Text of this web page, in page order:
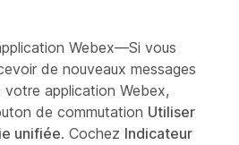
Webex—Si vous
de nouveaux messages
application Webex,
de commutation Utiliser
unifiée. Cochez Indicateur